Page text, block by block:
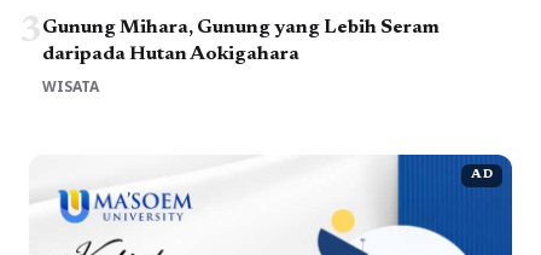
3Gunung Mihara, Gunung yang Lebih Seram
daripada Hutan Aokigahara
WISATA
AD